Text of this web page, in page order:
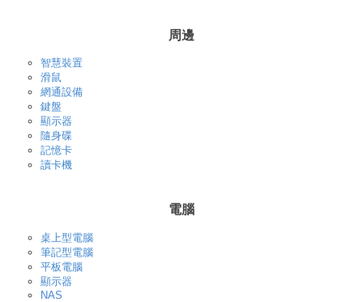
周邊
智慧裝置
滑鼠
網通設備
鍵盤
顯示器
隨身碟
記憶卡
讀卡機
電腦
桌上型電腦
筆記型電腦
平板電腦
顯示器
NAS